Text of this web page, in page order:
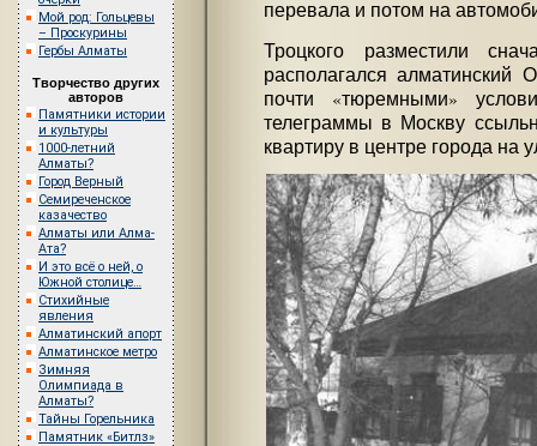
Мой род: Гольцевы
– Проскурины
Гербы Алматы
Творчество других
авторов
Памятники истории
и культуры
1000-летний
Алматы?
Город Верный
Семиреченское
казачество
Алматы или Алма-
Ата?
И это всё о ней, о
Южной столице…
Стихийные
явления
Алматинский апорт
Алматинское метро
Зимняя
Олимпиада в
Алматы?
Тайны Горельника
Памятник «Битлз»
перевала и потом на
Троцкого разместили
располагался
почти «тюремными»
телеграммы в Москву
квартиру в центре города на